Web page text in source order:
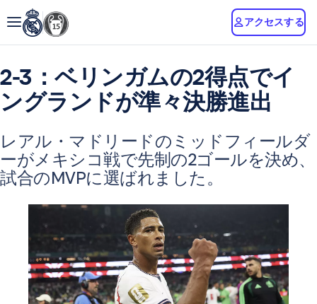
アクセスする
2-3：ベリンガムの2得点でイ
ングランドが準々決勝進出
レアル・マドリードのミッドフィールダ
ーがメキシコ戦で先制の2ゴールを決め、
試合のMVPに選ばれました。